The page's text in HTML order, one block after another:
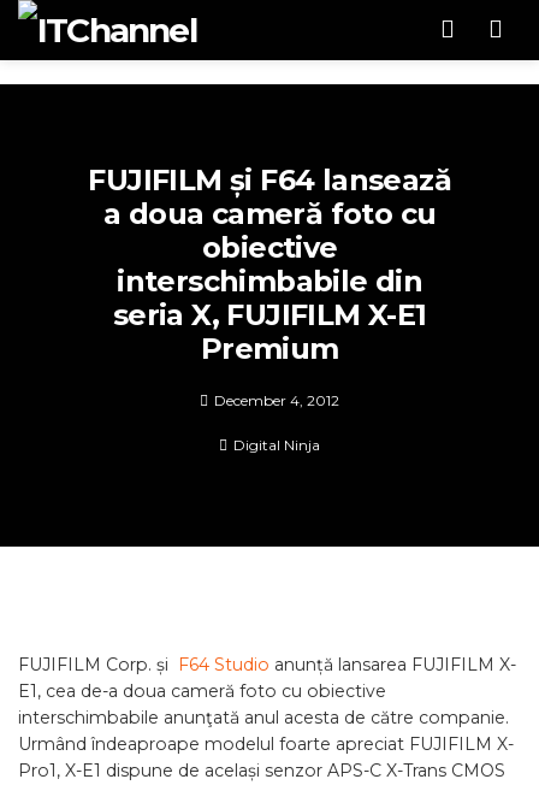
FUJIFILM și F64 lansează
a doua cameră foto cu
obiective
interschimbabile din
seria X, FUJIFILM X-E1
Premium
December 4, 2012
Digital Ninja
FUJIFILM Corp. și F64 Studio anunță lansarea FUJIFILM X-
E1, cea de-a doua cameră foto cu obiective
interschimbabile anunţată anul acesta de către companie.
Urmând îndeaproape modelul foarte apreciat FUJIFILM X-
Pro1, X-E1 dispune de același senzor APS-C X-Trans CMOS